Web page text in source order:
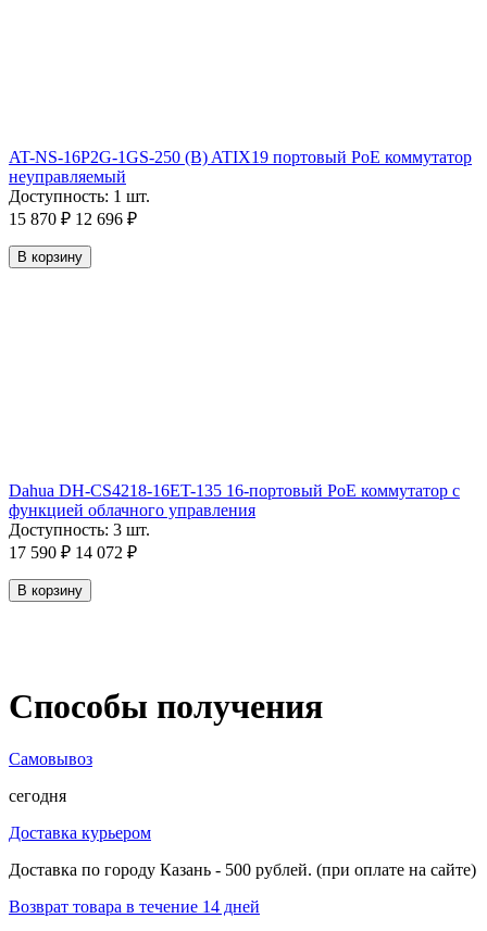
AT-NS-16P2G-1GS-250 (B) ATIX19 портовый РoЕ коммутатор
неуправляемый
Доступность: 1 шт.
15 870 ₽ 12 696 ₽
В корзину
Dahua DH-CS4218-16ET-135 16-портовый PoE коммутатор с
функцией облачного управления
Доступность: 3 шт.
17 590 ₽ 14 072 ₽
В корзину
Способы получения
Самовывоз
сегодня
Доставка курьером
Доставка по городу Казань - 500 рублей. (при оплате на сайте)
Возврат товара в течение 14 дней